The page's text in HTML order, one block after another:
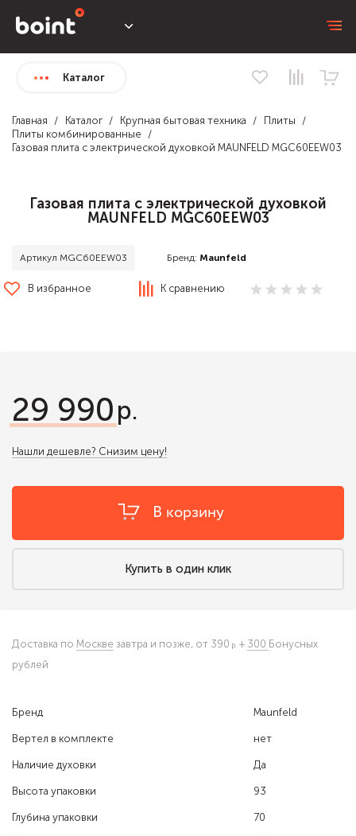
Каталог
Главная Каталог Крупная бытовая техника
Плиты
Плиты комбинированные
Газовая плита с электрической духовкой MAUNFELD MGC60EEW03
Газовая плита с электрической духовкой
MAUNFELD MGC60EEW03
Артикул MGC60EEW03 Бренд: Maunfeld
В избранное К сравнению
Бренд Maunfeld
Вертел в комплекте нет
Наличие духовки Да
Высота упаковки 93
Глубина упаковки 70
29 990
Нашли дешевле? Снизим цену!
В корзину
Купить в один клик
Доставка по Москве завтра и позже, от 390 + 300 Бонусных
рублей